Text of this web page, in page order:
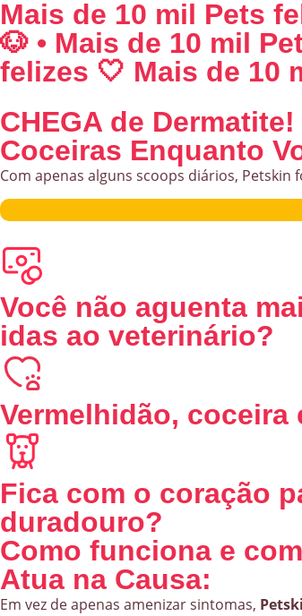
Mais de 10 mil Pets
🐶 • Mais de 10 mil
felizes 🤍 Mais de 10
CHEGA de Dermatite!
Coceiras Enquanto
Com apenas alguns scoops diários,
Você não aguenta
idas ao veterinário?
Vermelhidão,
Fica com o coração
duradouro?
Como funciona e
Atua na Causa:
Em vez de apenas amenizar sintomas,